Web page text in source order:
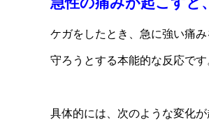
ケガをしたとき、急に強い痛
守ろうとする本能的な反応です
具体的には、次のような変化が